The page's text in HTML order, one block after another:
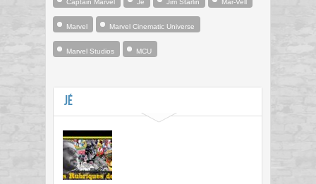
Captain Marvel Jé Jim Starlin Mar-Vell
Marvel Marvel Cinematic Universe
Marvel Studios MCU
Jé